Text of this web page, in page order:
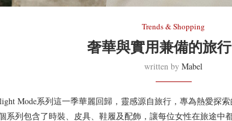
Trends & Shopping
奢華與實用兼備的旅
written byMabel
Mode系列這一季華麗回歸，靈感源自旅行，專為熱愛探
系列包含了時裝、皮具、鞋履及配飾，讓每位女性在旅途中